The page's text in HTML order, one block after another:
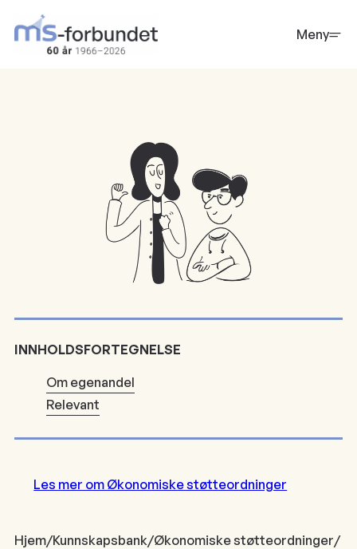
hovedinnhold
Meny
INNHOLDSFORTEGNELSE
Om egenandel
Relevant
Les mer om Økonomiske støtteordninger
Hjem/Kunnskapsbank/Økonomiske støtteordninger/